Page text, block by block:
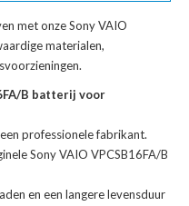
met onzeSony VAIO
materialen,
B batterij voor
professionele fabrikant.
Sony VAIO VPCSB16FA/B
en een langere levensduur